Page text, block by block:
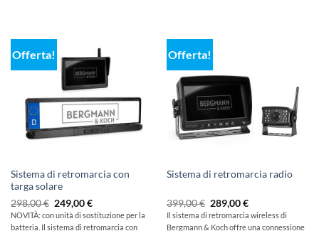
Offerta!
Sistema di retromarcia con
targa solare
298,00€ Il
prezzo
originale
249,00€Il
prezzo
attuale
NOVITÀ: con unità di sostituzione per la
batteria. Il sistema di retromarcia con
Offerta!
Sistema di retromarcia radio
399,00€ Il
prezzo
originale
289,00€Il
prezzo
attuale
Il sistema di retromarcia wireless di
Bergmann & Koch offre una connessione